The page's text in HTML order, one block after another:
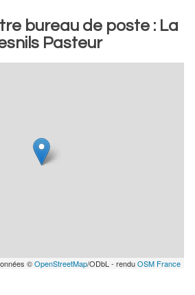
bureau de poste : La
Pasteur
©OpenStreetMap/ODbL - renduOSM France